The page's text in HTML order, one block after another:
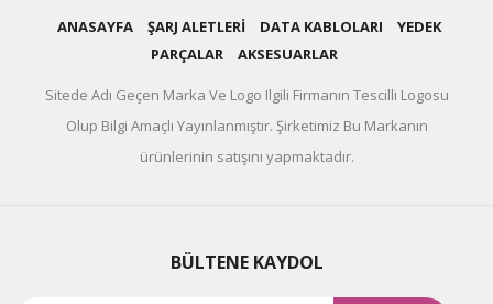
ANASAYFA ŞARJ ALETLERİ DATA KABLOLARI
YEDEK
PARÇALAR
AKSESUARLAR
Sitede Adı Geçen Marka Ve Logo Ilgili Firmanın Tescilli Logosu
Olup Bilgi Amaçlı Yayınlanmıştır. Şirketimiz Bu Markanın
ürünlerinin satışını yapmaktadır.
BÜLTENE KAYDOL